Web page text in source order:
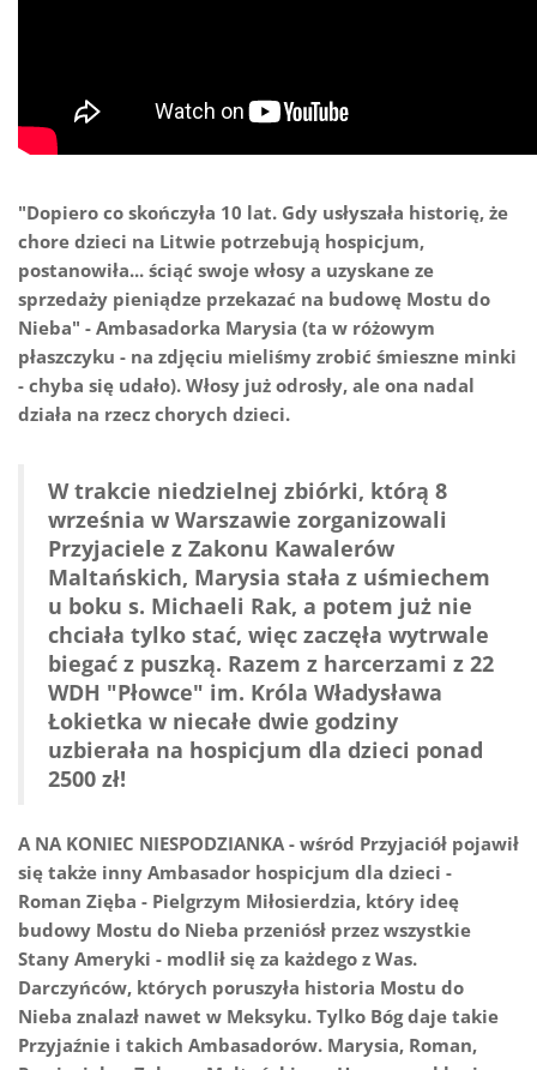
"Dopiero co skończyła 10 lat. Gdy usłyszała historię, że
chore dzieci na Litwie potrzebują hospicjum,
postanowiła... ściąć swoje włosy a uzyskane ze
sprzedaży pieniądze przekazać na budowę Mostu do
Nieba" - Ambasadorka Marysia (ta w różowym
płaszczyku - na zdjęciu mieliśmy zrobić śmieszne minki
- chyba się udało). Włosy już odrosły, ale ona nadal
działa na rzecz chorych dzieci.
W trakcie niedzielnej zbiórki, którą 8
września w Warszawie zorganizowali
Przyjaciele z Zakonu Kawalerów
Maltańskich, Marysia stała z uśmiechem
u boku s. Michaeli Rak, a potem już nie
chciała tylko stać, więc zaczęła wytrwale
biegać z puszką. Razem z harcerzami z 22
WDH "Płowce" im. Króla Władysława
Łokietka w niecałe dwie godziny
uzbierała na hospicjum dla dzieci ponad
2500 zł!
A NA KONIEC NIESPODZIANKA - wśród Przyjaciół pojawił
się także inny Ambasador hospicjum dla dzieci -
Roman Zięba - Pielgrzym Miłosierdzia, który ideę
budowy Mostu do Nieba przeniósł przez wszystkie
Stany Ameryki - modlił się za każdego z Was.
Darczyńców, których poruszyła historia Mostu do
Nieba znalazł nawet w Meksyku. Tylko Bóg daje takie
Przyjaźnie i takich Ambasadorów. Marysia, Roman,